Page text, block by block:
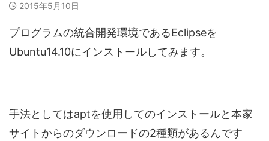
2015年5月10日
プログラムの統合開発環境であるEclipseを
Ubuntu14.10にインストールしてみます。
手法としてはaptを使用してのインストールと本家
サイトからのダウンロードの2種類があるんです